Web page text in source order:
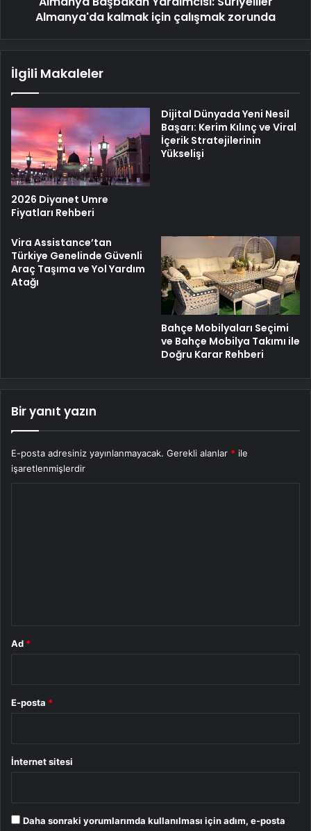
Almanya'da kalmak için çalışmak zorunda
İlgili Makaleler
2026 Diyanet Umre
Fiyatları Rehberi
Dijital Dünyada Yeni Nesil
Başarı: Kerim Kılınç ve Viral
İçerik Stratejilerinin
Yükselişi
Vira Assistance’tan
Türkiye Genelinde Güvenli
Araç Taşıma ve Yol Yardım
Atağı
Bahçe Mobilyaları Seçimi
ve Bahçe Mobilya Takımı ile
Doğru Karar Rehberi
Bir yanıt yazın
E-posta adresiniz yayınlanmayacak. Gerekli alanlar * ile
işaretlenmişlerdir
Ad *
E-posta *
İnternet sitesi
Daha sonraki yorumlarımda kullanılması için adım, e-posta